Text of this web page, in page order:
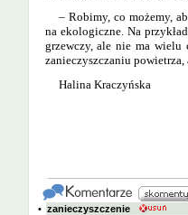
– Robimy, co możemy,
na ekologiczne. Na
grzewczy, ale nie ma wielu
zanieczyszczaniu
Halina Kraczyńska
• zanieczyszczenie